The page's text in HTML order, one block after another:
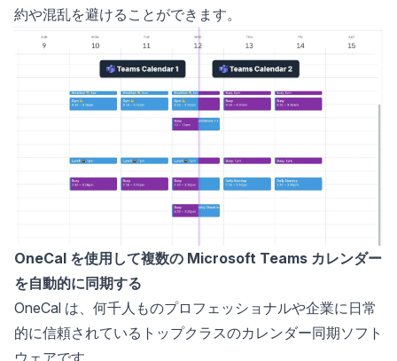
約や混乱を避けることができます。
OneCal を使用して複数の Microsoft Teams カレンダー
を自動的に同期する
OneCal は、何千人ものプロフェッショナルや企業に日常
的に信頼されているトップクラスのカレンダー同期ソフト
ウェアです。